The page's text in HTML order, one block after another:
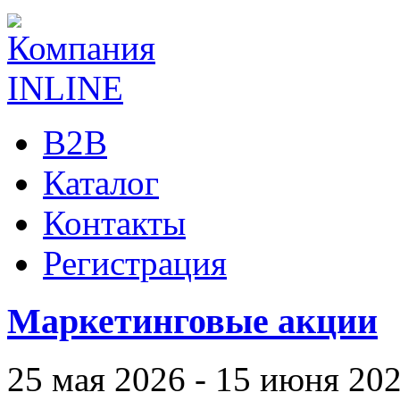
B2B
Каталог
Контакты
Регистрация
Маркетинговые акции
25 мая 2026 - 15 июня